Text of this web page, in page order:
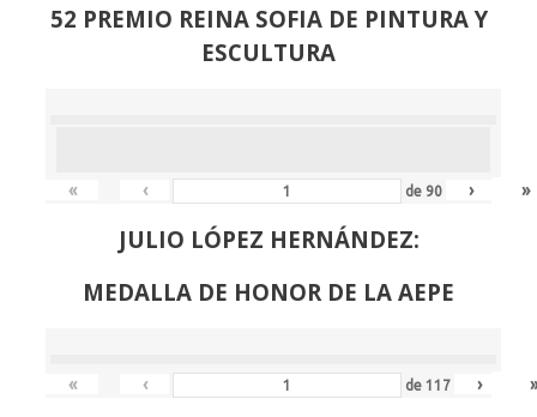
52 PREMIO REINA SOFIA DE PINTURA Y
ESCULTURA
« ‹ de 90 › »
JULIO LÓPEZ HERNÁNDEZ:
MEDALLA DE HONOR DE LA AEPE
« ‹ de117 ›